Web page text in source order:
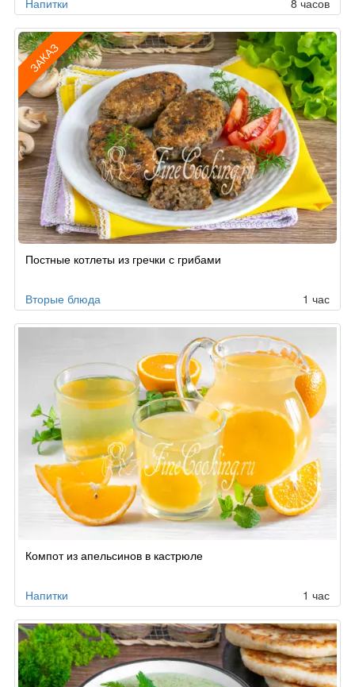
ЗАКАЗ
поПостные котлеты из гречки с грибами
Вторые блюда 1 час
Компот из апельсинов в кастрюле
Напитки 1 час